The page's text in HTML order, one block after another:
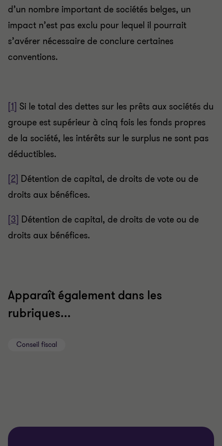
d’un nombre important de sociétés belges, un
impact n’est pas exclu pour lequel il pourrait
s’avérer nécessaire de conclure certaines
conventions.
[1] Si le total des dettes sur les prêts aux sociétés du
groupe est supérieur à cinq fois les fonds propres
de la société, les intérêts sur le surplus ne sont pas
déductibles.
[2] Détention de capital, de droits de vote ou de
droits aux bénéfices.
[3] Détention de capital, de droits de vote ou de
droits aux bénéfices.
Apparaît également dans les
rubriques...
Conseil fiscal